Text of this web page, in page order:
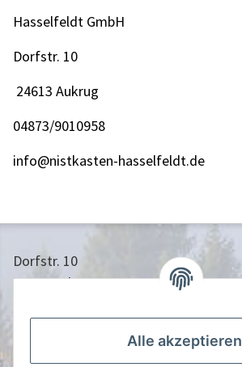
Alle akzeptieren
Hasselfeldt GmbH
Dorfstr. 10
24613 Aukrug
04873/9010958
info@nistkasten-hasselfeldt.de
Dorfstr. 10
24613 Aukrug
Gesetzliche Informationen